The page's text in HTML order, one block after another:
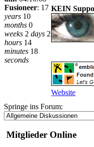
Fusioneer: 17
years 10
months 0
weeks 2 days 2
hours 14
minutes 18
seconds
KEIN
Website
Springe ins Forum:
Mitglieder Online